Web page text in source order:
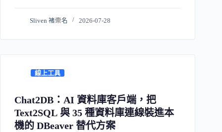
Sliven 褚崇名 2026-07-28
線上工具
Chat2DB：AI 資料庫客戶端，把
Text2SQL 與 35 種資料庫連線裝進本
機的 DBeaver 替代方案